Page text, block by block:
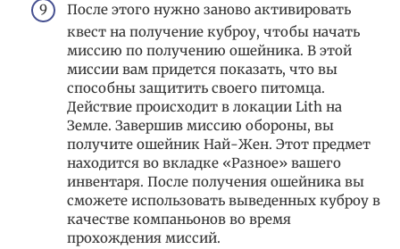
После этого нужно заново активировать
квест на получение куброу, чтобы начать
миссию по получению ошейника. В этой
миссии вам придется показать, что вы
способны защитить своего питомца.
Действие происходит в локации Lith на
Земле. Завершив миссию обороны, вы
получите ошейник Най-Жен. Этот предмет
находится во вкладке «Разное» вашего
инвентаря. После получения ошейника вы
сможете использовать выведенных куброу в
качестве компаньонов во время
прохождения миссий.